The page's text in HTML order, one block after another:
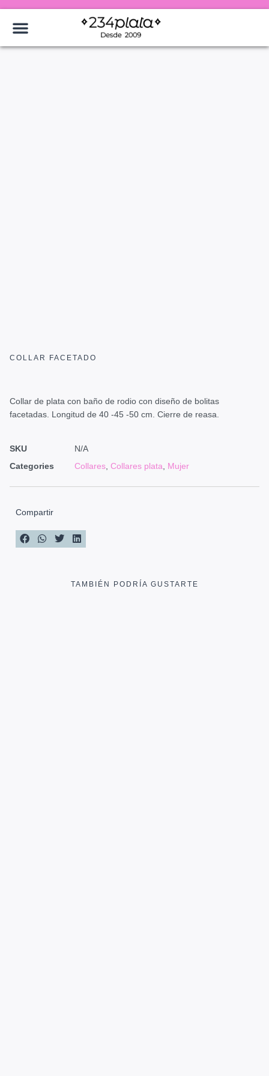
COLLAR FACETADO
Collar de plata con baño de rodio con diseño de bolitas
facetadas. Longitud de 40 -45 -50 cm. Cierre de reasa.
SKU
N/A
Categories
Collares Collares plata Mujer
Compartir
TAMBIÉN PODRÍA GUSTARTE